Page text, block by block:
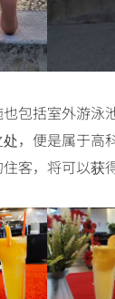
包括室外游泳
，便是属于高
客，将可以获